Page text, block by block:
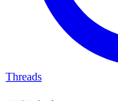
Threads